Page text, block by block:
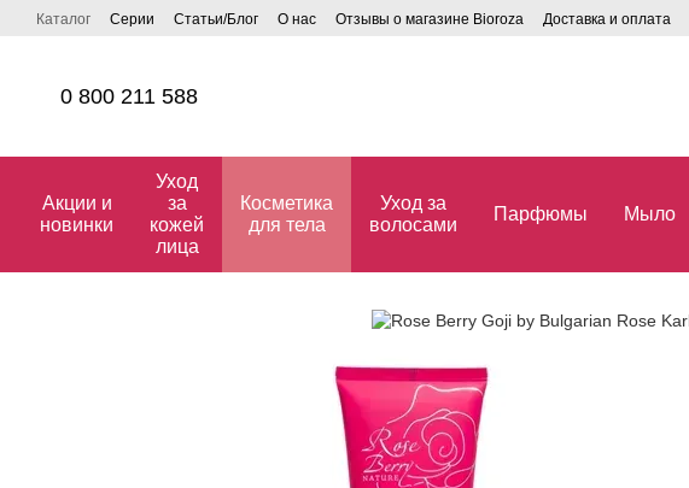
Перейти к основному контенту
Каталог Серии Статьи/Блог О нас Отзывы о магазине Bioroza Доставка и оплата
0 800 211 588
Акции и
новинки
Уход
за
кожей
лица
Косметика
для тела
Уход за
волосами
Парфюмы Мыло